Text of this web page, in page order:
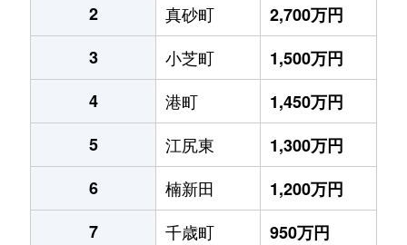
2
真砂町
2,700万円
3
小芝町
1,500万円
4
港町
1,450万円
5
江尻東
1,300万円
6
楠新田
1,200万円
7
千歳町
950万円